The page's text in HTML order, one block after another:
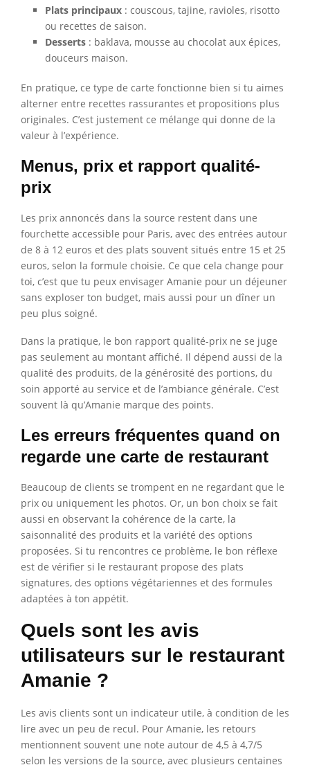
Plats principaux : couscous, tajine, ravioles, risotto
ou recettes de saison.
Desserts : baklava, mousse au chocolat aux épices,
douceurs maison.
En pratique, ce type de carte fonctionne bien si tu aimes
alterner entre recettes rassurantes et propositions plus
originales. C’est justement ce mélange qui donne de la
valeur à l’expérience.
Menus, prix et rapport qualité-
prix
Les prix annoncés dans la source restent dans une
fourchette accessible pour Paris, avec des entrées autour
de 8 à 12 euros et des plats souvent situés entre 15 et 25
euros, selon la formule choisie. Ce que cela change pour
toi, c’est que tu peux envisager Amanie pour un déjeuner
sans exploser ton budget, mais aussi pour un dîner un
peu plus soigné.
Dans la pratique, le bon rapport qualité-prix ne se juge
pas seulement au montant affiché. Il dépend aussi de la
qualité des produits, de la générosité des portions, du
soin apporté au service et de l’ambiance générale. C’est
souvent là qu’Amanie marque des points.
Les erreurs fréquentes quand on
regarde une carte de restaurant
Beaucoup de clients se trompent en ne regardant que le
prix ou uniquement les photos. Or, un bon choix se fait
aussi en observant la cohérence de la carte, la
saisonnalité des produits et la variété des options
proposées. Si tu rencontres ce problème, le bon réflexe
est de vérifier si le restaurant propose des plats
signatures, des options végétariennes et des formules
adaptées à ton appétit.
Quels sont les avis
utilisateurs sur le restaurant
Amanie ?
Les avis clients sont un indicateur utile, à condition de les
lire avec un peu de recul. Pour Amanie, les retours
mentionnent souvent une note autour de 4,5 à 4,7/5
selon les versions de la source, avec plusieurs centaines